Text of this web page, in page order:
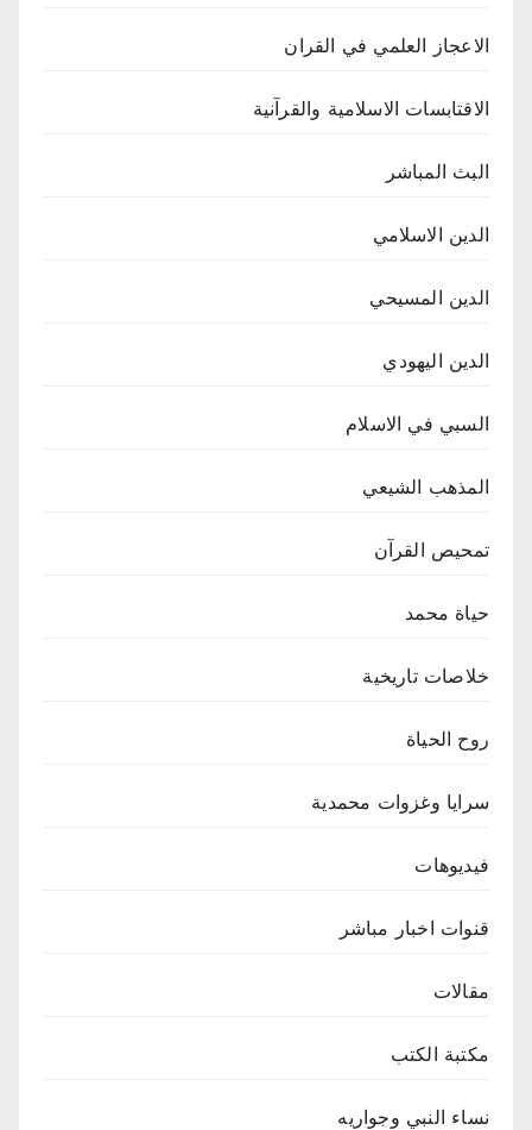
الاعجاز العلمي في القران
الاقتابسات الاسلامية والقرآنية
البث المباشر
الدين الاسلامي
الدين المسيحي
الدين اليهودي
السبي في الاسلام
المذهب الشيعي
تمحيص القرآن
حياة محمد
خلاصات تاريخية
روح الحياة
سرايا وغزوات محمدية
فيديوهات
قنوات اخبار مباشر
مقالات
مكتبة الكتب
نساء النبي وجواريه